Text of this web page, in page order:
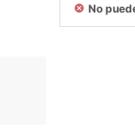
No